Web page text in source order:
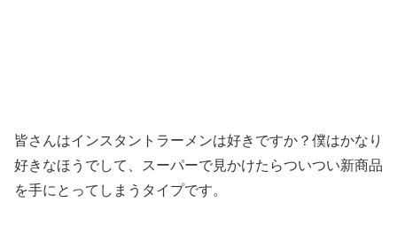
皆さんはインスタントラーメンは好きですか？僕はかなり
好きなほうでして、スーパーで見かけたらついつい新商品
を手にとってしまうタイプです。